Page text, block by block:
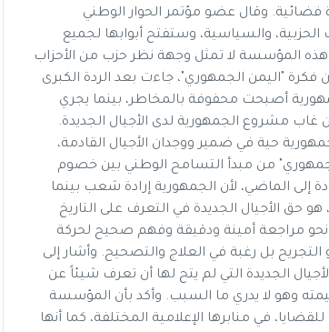
فضائية. وقال عضو مؤتمر الحوار الوطني
والسياسية، وستفتح أبوابها لجميع
هذه المؤسسة لا تمثل وجهة نظر حزب من الأحزاب
فكرة "اليمن الجمهوري"، جاءت بعد الردة الكبرى
أصبحت محفوفة بالمخاطر، بينما يجري
غاب مشروع الجمهورية لدى الأجيال الجديدة.
حية في ضمير ووجدان الأجيال القادمة،
من مبدأ التسامح الوطني بين خصوم
إلى الماضي، لأن الجمهورية إرادة شعب بينما
حق الأجيال الجديدة في التعرف على التاريخ
نحو مراجعة أمينة ودقيقة وفهم صحيح لحركة
بل رغبة في العلاج والتصحيح. وأشار إلى
55 عاما يعد واجباً تجاه الأجيال الجديدة التي لم يتح لها أن تعرف شيئاً عن
وهو لا يدري ما السبب. وأكد بأن المؤسسة
في منابرها الإعلامية المختلفة، كما أنها